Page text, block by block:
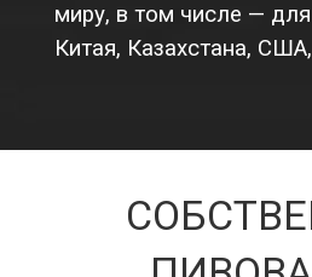
миру, в том числе —
Китая, Казахстана,